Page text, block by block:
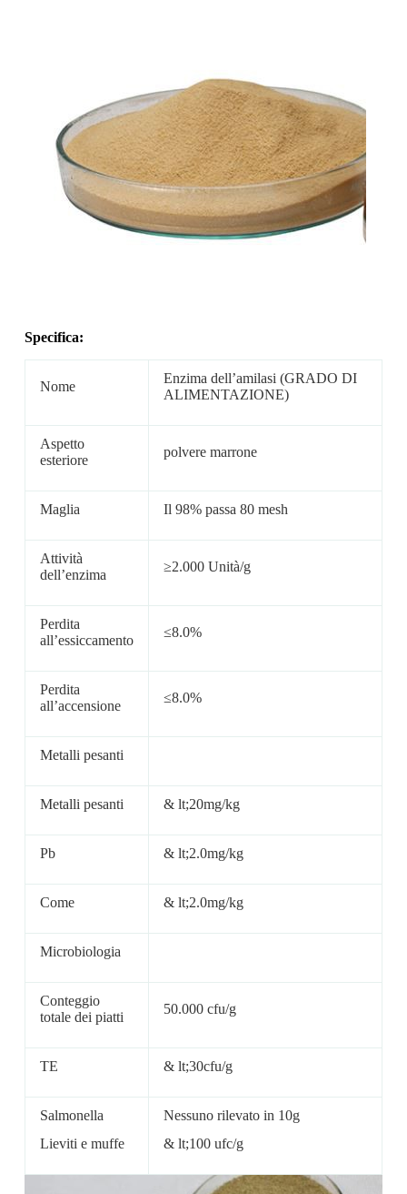
Specifica:
Nome
Enzima dell’amilasi (GRADO DI
ALIMENTAZIONE)
Aspetto
esteriore
polvere marrone
Maglia Il 98% passa 80 mesh
Attività
dell’enzima
≥2.000 Unità/g
Perdita
all’essiccamento
≤8.0%
Perdita
all’accensione
≤8.0%
Metalli pesanti
Metalli pesanti & lt;20mg/kg
Pb & lt;2.0mg/kg
Come & lt;2.0mg/kg
Microbiologia
Conteggio
totale dei piatti
50.000 cfu/g
TE & lt;30cfu/g
Salmonella
Lieviti e muffe
Nessuno rilevato in 10g
& lt;100 ufc/g